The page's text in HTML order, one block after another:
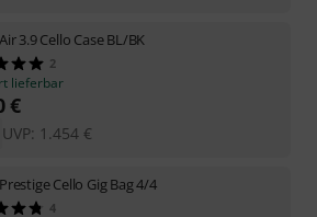
Air 3.9 Cello Case BL/BK
2
lieferbar
€
UVP: 1.454 €
Prestige Cello Gig Bag 4/4
4